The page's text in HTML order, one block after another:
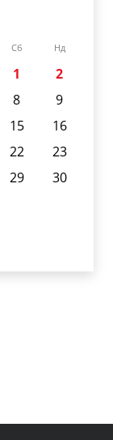
Сб Нд
1
2
8
9
15
16
22
23
29
30